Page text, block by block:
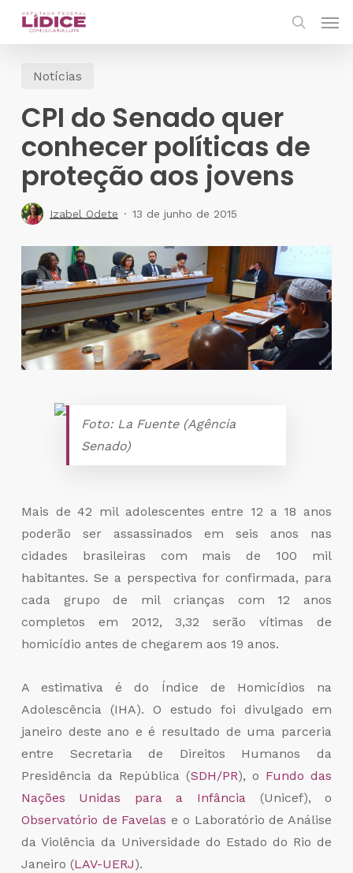
Skip
contentNotícias
CPI do Senado quer
conhecer políticas de
proteção aos jovens
Izabel Odete 13 de junho de 2015
Foto: La Fuente (Agência
Senado)
Mais de 42 mil adolescentes entre 12 a 18 anos
poderão ser assassinados em seis anos nas
cidades brasileiras com mais de 100 mil
habitantes. Se a perspectiva for confirmada, para
cada grupo de mil crianças com 12 anos
completos em 2012, 3,32 serão vítimas de
homicídio antes de chegarem aos 19 anos.
A estimativa é do Índice de Homicídios na
Adolescência (IHA). O estudo foi divulgado em
janeiro deste ano e é resultado de uma parceria
entre Secretaria de Direitos Humanos da
Presidência da República (SDH/PR), o Fundo das
Nações Unidas para a Infância (Unicef), o
Observatório de Favelas e o Laboratório de Análise
da Violência da Universidade do Estado do Rio de
Janeiro (LAV-UERJ).